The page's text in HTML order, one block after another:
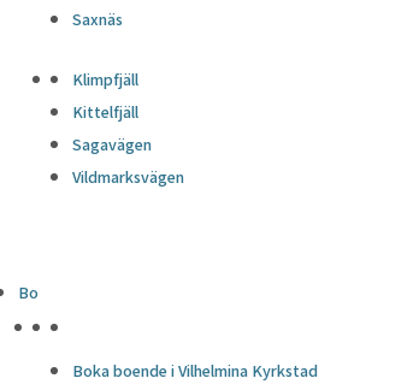
Saxnäs
Klimpfjäll
Kittelfjäll
Sagavägen
Vildmarksvägen
Bo
Boka boende i Vilhelmina Kyrkstad